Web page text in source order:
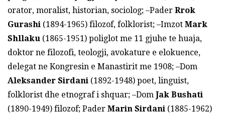
orator, moralist, historian, sociolog; –Pader Rrok
Gurashi (1894-1965) filozof, folklorist; –Imzot Mark
Shllaku (1865-1951) poliglot me 11 gjuhe te huaja,
doktor ne filozofi, teologji, avokature e elokuence,
delegat ne Kongresin e Manastirit me 1908; –Dom
Aleksander Sirdani (1892-1948) poet, linguist,
folklorist dhe etnograf i shquar; –Dom Jak Bushati
(1890-1949) filozof; Pader Marin Sirdani (1885-1962)